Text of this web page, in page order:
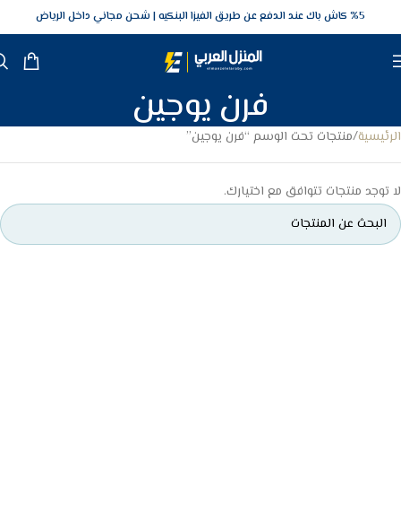
5‎% كاش باك عند الدفع عن طريق الفيزا البنكيه شحن مجاني داخل الرياض
فرن يوجين
الرئيسية منتجات تحت الوسم “فرن يوجين”
لا توجد منتجات تتوافق مع اختيارك.